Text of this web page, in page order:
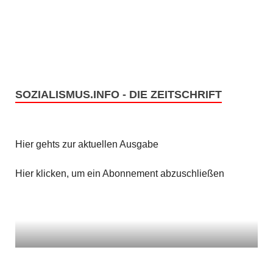
SOZIALISMUS.INFO - DIE ZEITSCHRIFT
Hier gehts zur aktuellen Ausgabe
Hier klicken, um ein Abonnement abzuschließen